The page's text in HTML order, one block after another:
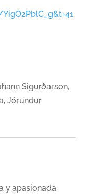
Sigurðarson,
Jörundur
y apasionada